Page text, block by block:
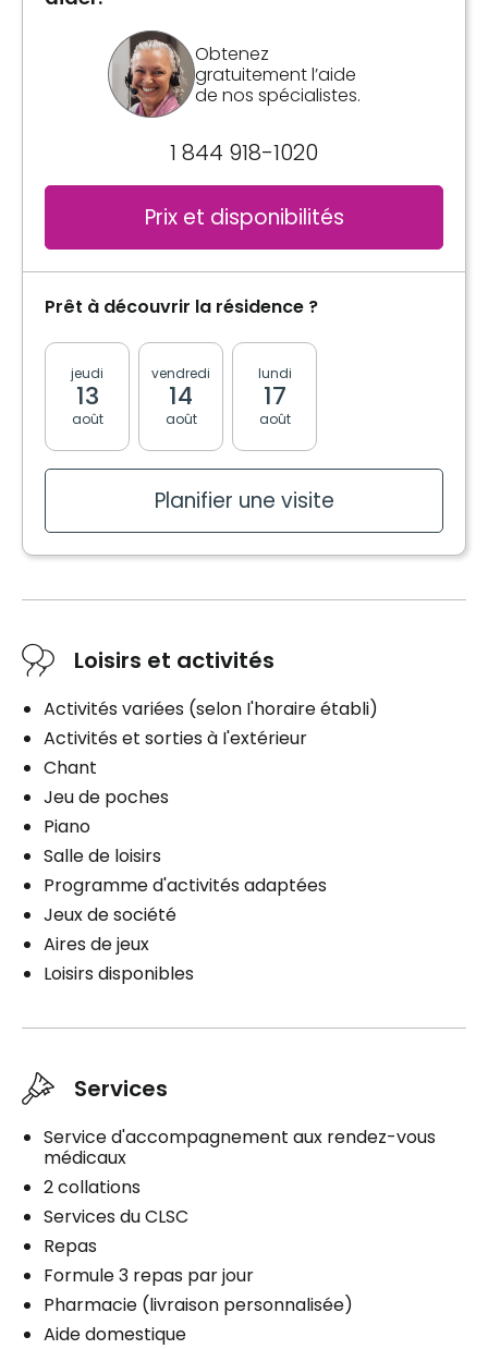
Obtenez
gratuitement l’aide
de nos spécialistes.
1 844 918-1020
Prix et disponibilités
Prêt à découvrir la résidence ?
jeudi
13
août
vendredi
14
août
lundi
17
août
Planifier une visite
Loisirs et activités
Activités variées (selon I'horaire établi)
Activités et sorties à I'extérieur
Chant
Jeu de poches
Piano
Salle de loisirs
Programme d'activités adaptées
Jeux de société
Aires de jeux
Loisirs disponibles
Services
Service d'accompagnement aux rendez-vous
médicaux
2 collations
Services du CLSC
Repas
Formule 3 repas par jour
Pharmacie (livraison personnalisée)
Aide domestique